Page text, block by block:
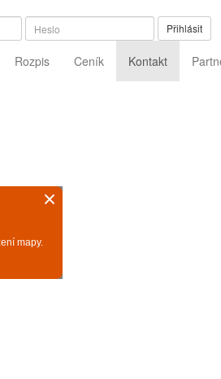
Přihlásit
Rozpis Ceník Kontakt